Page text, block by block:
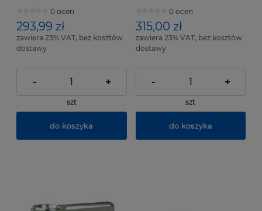
0 ocen
293,99 zł
zawiera 23% VAT, bez kosztów
dostawy
- +
szt
do koszyka
0 ocen
315,00 zł
zawiera 23% VAT, bez kosztów
dostawy
- +
szt
do koszyka